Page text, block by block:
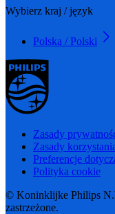
Wybierz kraj / język
Polska / Polski
Zasady
Zasady
Preferencje
Polityka cookie
© Koninklijke Philips
zastrzeżone.